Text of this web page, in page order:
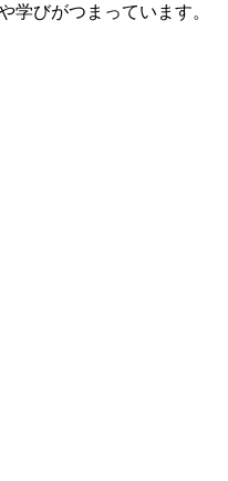
びがつまっています。